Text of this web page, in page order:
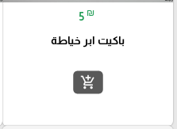
5 ₪
باكيت ابر خياطة
add_shopping_cart